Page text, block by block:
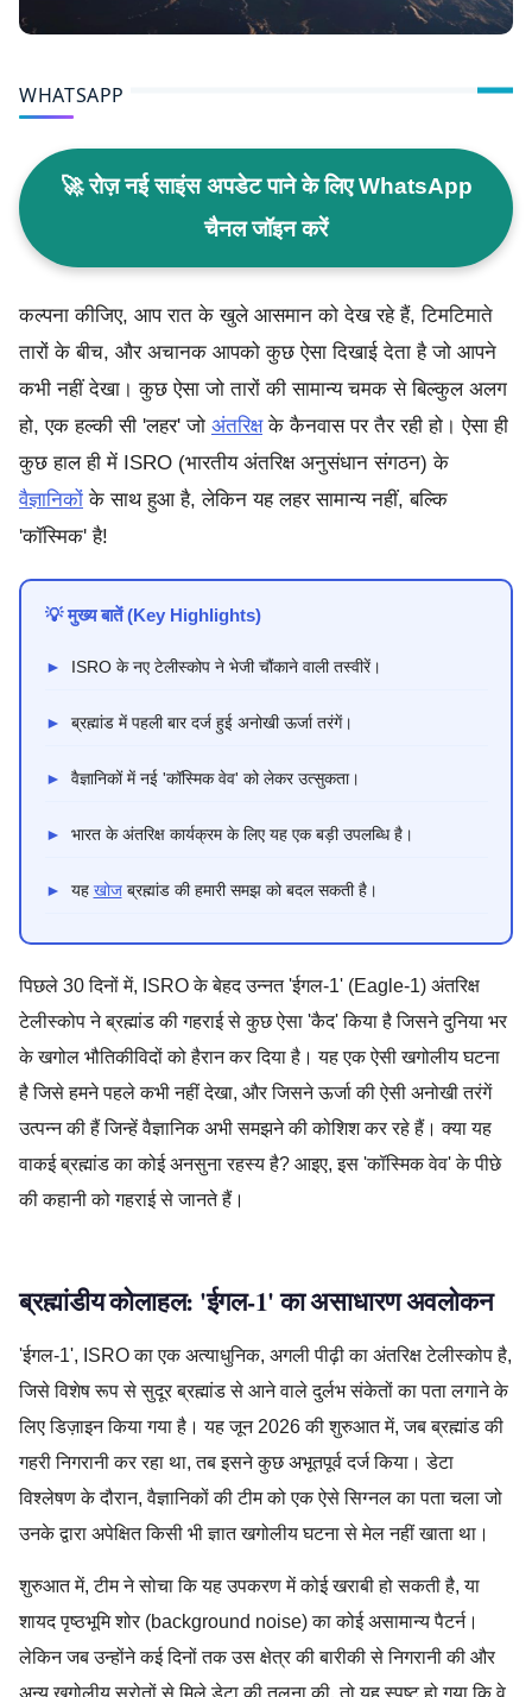
WHATSAPP
🚀 रोज़ नई साइंस अपडेट पाने के लिए WhatsApp
चैनल जॉइन करें
कल्पना कीजिए, आप रात के खुले आसमान को देख रहे हैं, टिमटिमाते
तारों के बीच, और अचानक आपको कुछ ऐसा दिखाई देता है जो आपने
कभी नहीं देखा। कुछ ऐसा जो तारों की सामान्य चमक से बिल्कुल अलग
हो, एक हल्की सी 'लहर' जो अंतरिक्षके कैनवास पर तैर रही हो। ऐसा ही
कुछ हाल ही में ISRO (भारतीय अंतरिक्ष अनुसंधान संगठन) के
वैज्ञानिक ों के साथ हुआ है, लेकिन यह लहर सामान्य नहीं, बल्कि
'कॉस्मिक' है!
💡 मुख्य बातें (Key Highlights)
► ISRO के नए टेलीस्कोप ने भेजी चौंकाने वाली तस्वीरें।
► ब्रह्मांड में पहली बार दर्ज हुई अनोखी ऊर्जा तरंगें।
► वैज्ञानिकों में नई 'कॉस्मिक वेव' को लेकर उत्सुकता।
► भारत के अंतरिक्ष कार्यक्रम के लिए यह एक बड़ी उपलब्धि है।
► यह खोजब्रह्मांड की हमारी समझ को बदल सकती है।
पिछले 30 दिनों में, ISRO के बेहद उन्नत 'ईगल-1' (Eagle-1) अंतरिक्ष
टेलीस्कोप ने ब्रह्मांड की गहराई से कुछ ऐसा 'कैद' किया है जिसने दुनिया भर
के खगोल भौतिकीविदों को हैरान कर दिया है। यह एक ऐसी खगोलीय घटना
है जिसे हमने पहले कभी नहीं देखा, और जिसने ऊर्जा की ऐसी अनोखी तरंगें
उत्पन्न की हैं जिन्हें वैज्ञानिक अभी समझने की कोशिश कर रहे हैं। क्या यह
वाकई ब्रह्मांड का कोई अनसुना रहस्य है? आइए, इस 'कॉस्मिक वेव' के पीछे
की कहानी को गहराई से जानते हैं।
ब्रह्मांडीय कोलाहल: 'ईगल-1' का असाधारण अवलोकन
'ईगल-1', ISRO का एक अत्याधुनिक, अगली पीढ़ी का अंतरिक्ष टेलीस्कोप है,
जिसे विशेष रूप से सुदूर ब्रह्मांड से आने वाले दुर्लभ संकेतों का पता लगाने के
लिए डिज़ाइन किया गया है। यह जून 2026 की शुरुआत में, जब ब्रह्मांड की
गहरी निगरानी कर रहा था, तब इसने कुछ अभूतपूर्व दर्ज किया। डेटा
विश्लेषण के दौरान, वैज्ञानिकों की टीम को एक ऐसे सिग्नल का पता चला जो
उनके द्वारा अपेक्षित किसी भी ज्ञात खगोलीय घटना से मेल नहीं खाता था।
शुरुआत में, टीम ने सोचा कि यह उपकरण में कोई खराबी हो सकती है, या
शायद पृष्ठभूमि शोर (background noise) का कोई असामान्य पैटर्न।
लेकिन जब उन्होंने कई दिनों तक उस क्षेत्र की बारीकी से निगरानी की और